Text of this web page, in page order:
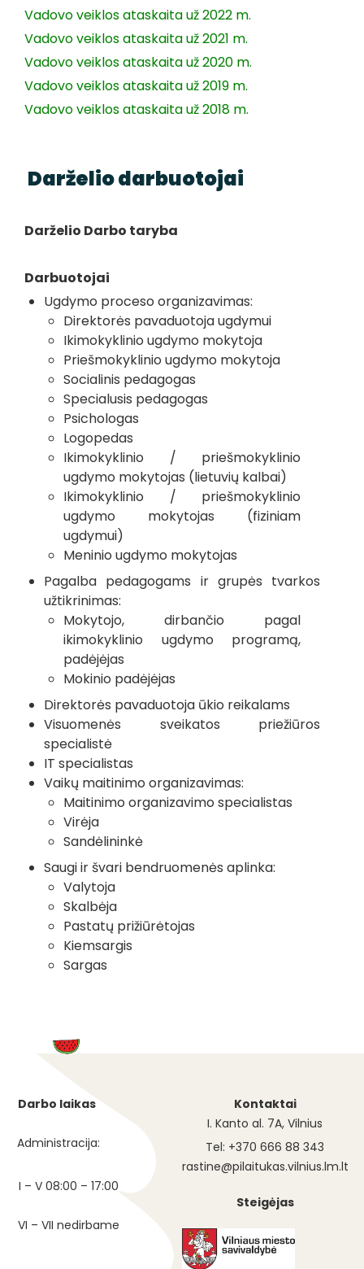
Vadovo veiklos ataskaita už 2022 m.
Vadovo veiklos ataskaita už 2021 m.
Vadovo veiklos ataskaita už 2020 m.
Vadovo veiklos ataskaita už 2019 m.
Vadovo veiklos ataskaita už 2018 m.
Darželio darbuotojai
Darželio Darbo taryba
Darbuotojai
Ugdymo proceso organizavimas:
Direktorės pavaduotoja ugdymui
Ikimokyklinio ugdymo mokytoja
Priešmokyklinio ugdymo mokytoja
Socialinis pedagogas
Specialusis pedagogas
Psichologas
Logopedas
Ikimokyklinio / priešmokyklinio
ugdymo mokytojas (lietuvių kalbai)
Ikimokyklinio / priešmokyklinio
ugdymo mokytojas (fiziniam
ugdymui)
Meninio ugdymo mokytojas
Pagalba pedagogams ir grupės tvarkos
užtikrinimas:
Mokytojo, dirbančio pagal
ikimokyklinio ugdymo programą,
padėjėjas
Mokinio padėjėjas
Direktorės pavaduotoja ūkio reikalams
Visuomenės sveikatos priežiūros
specialistė
IT specialistas
Vaikų maitinimo organizavimas:
Maitinimo organizavimo specialistas
Virėja
Sandėlininkė
Saugi ir švari bendruomenės aplinka:
Valytoja
Skalbėja
Pastatų prižiūrėtojas
Kiemsargis
Sargas
Darbo laikas
Administracija:
I – V 08:00 – 17:00
VI – VII nedirbame
Kontaktai
I. Kanto al. 7A, Vilnius
Tel: +370 666 88 343
rastine@pilaitukas.vilnius.lm.lt
Steigėjas